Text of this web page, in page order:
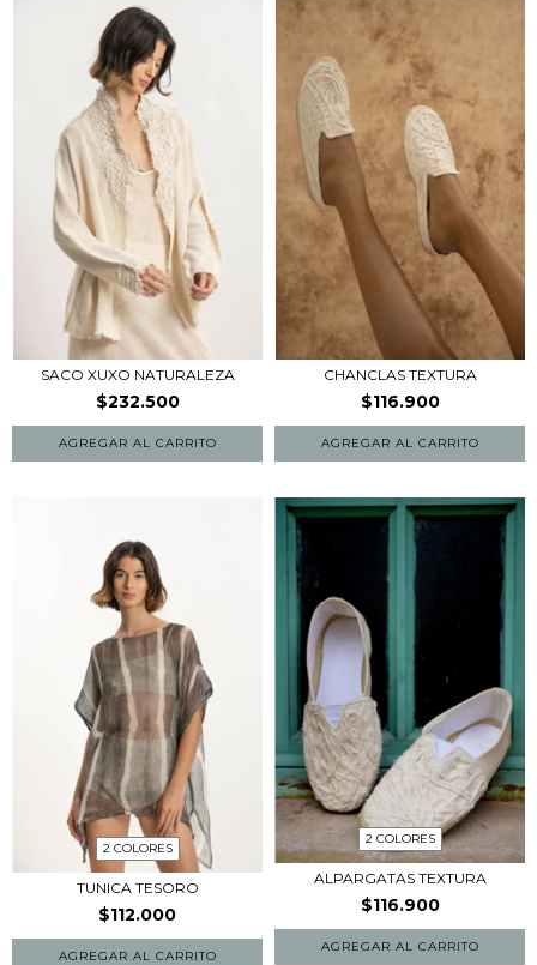
SACO XUXO NATURALEZA
$232.500
CHANCLAS TEXTURA
$116.900
AGREGAR AL CARRITO
2 COLORES
TUNICA TESORO
$112.000
AGREGAR AL CARRITO
2 COLORES
ALPARGATAS TEXTURA
$116.900
AGREGAR AL CARRITO